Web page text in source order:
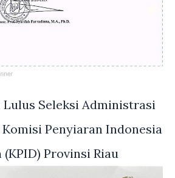
Lulus Seleksi Administrasi
Penyiaran Indonesia
(KPID) Provinsi Riau